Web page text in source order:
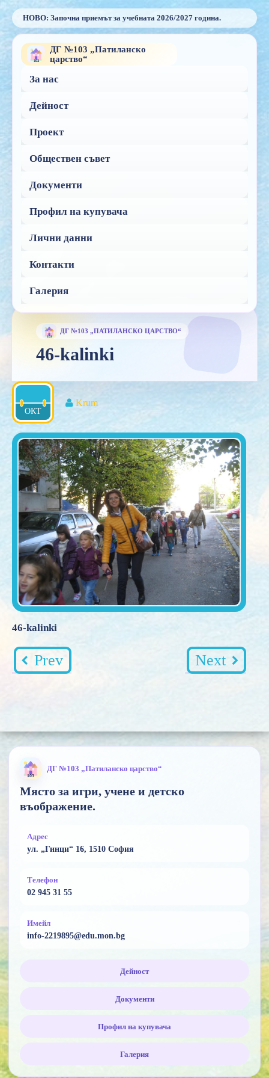
За нас
Дейност
Проект
Обществен съвет
Документи
Профил на купувача
Лични данни
Контакти
Галерия
46-kalinki
ОКТ
2016
Krum
46-kalinki
Prev Next
ДГ №103 „Патиланско царство“
Място за игри, учене и детско
въображение.
Адрес
ул. „Гинци“ 16, 1510 София
Телефон
02 945 31 55
Имейл
info-2219895@edu.mon.bg
Дейност
Документи
Профил на купувача
Галерия